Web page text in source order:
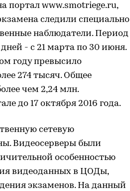
портал www.smotriege.ru,
следили специально
наблюдатели. Период
- с 21 марта по 30 июня.
году превысило
274 тысяч. Общее
чем 2,24 млн.
до 17 октября 2016 года.
сетевую
Видеосерверы были
особенностью
видеоданных в ЦОДы,
экзаменов. На данный